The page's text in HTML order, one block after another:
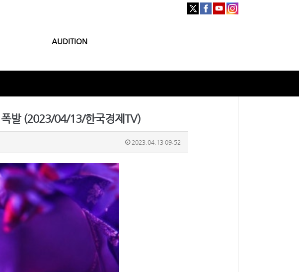
AUDITION
폭발 (2023/04/13/한국경제TV)
2023.04.13 09:52